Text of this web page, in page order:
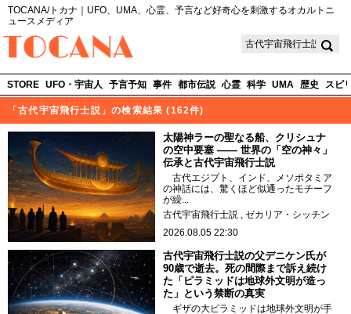
TOCANA/トカナ｜UFO、UMA、心霊、予言など好奇心を刺激するオカルトニ
ュースメディア
STORE UFO・宇宙人 予言予知 事件 都市伝説 心霊 科学 UMA 歴史 スピ
「古代宇宙飛行士説」の検索結果 (162件)
太陽神ラーの聖なる船、クリシュナ
の空中要塞 —— 世界の「空の神々」
伝承と古代宇宙飛行士説
古代エジプト、インド、メソポタミア
の神話には、驚くほど似通ったモチーフ
が繰...
古代宇宙飛行士説
ゼカリア・シッチン
2026.08.05 22:30
古代宇宙飛行士説の父デニケン氏が
90歳で逝去。死の間際まで訴え続け
た「ピラミッドは地球外文明が造っ
た」という禁断の真実
ギザの大ピラミッドは地球外文明が手